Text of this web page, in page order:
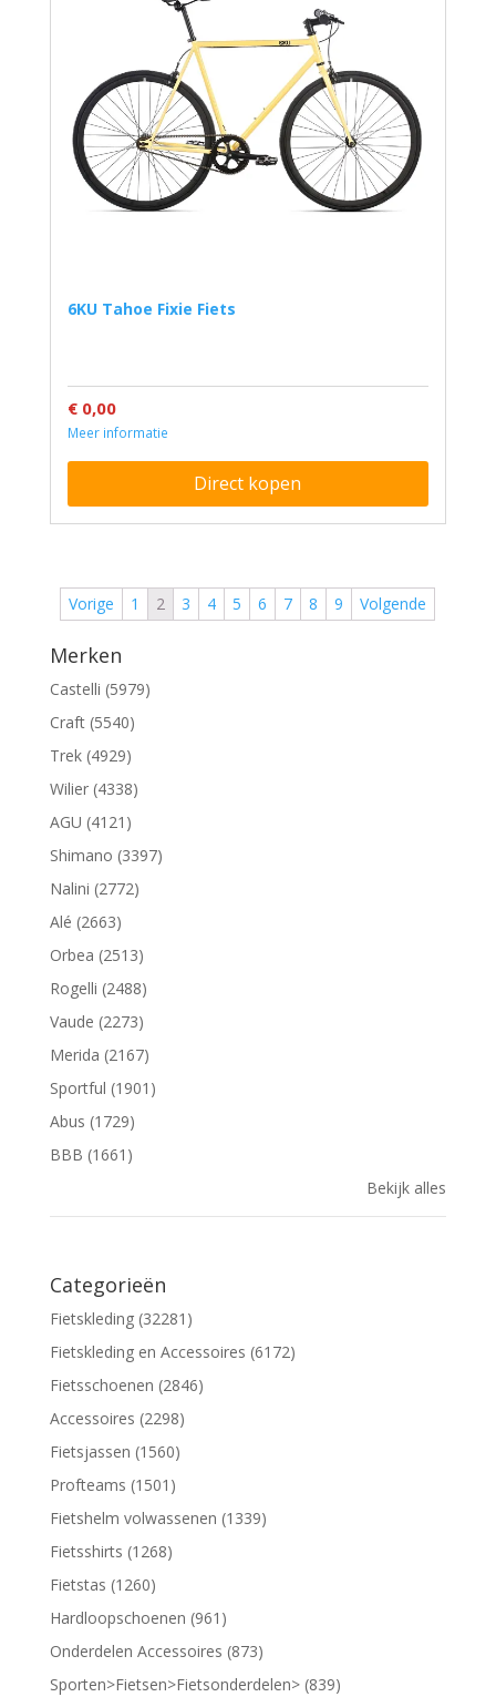
6KU Tahoe Fixie Fiets
€ 0,00
Meer informatie
Direct kopen
Vorige 1 2 3 4 5 6 7 8 9 Volgende
Merken
Castelli (5979)
Craft (5540)
Trek (4929)
Wilier (4338)
AGU (4121)
Shimano (3397)
Nalini (2772)
Alé (2663)
Orbea (2513)
Rogelli (2488)
Vaude (2273)
Merida (2167)
Sportful (1901)
Abus (1729)
BBB (1661)
Bekijk alles
Categorieën
Fietskleding (32281)
Fietskleding en Accessoires (6172)
Fietsschoenen (2846)
Accessoires (2298)
Fietsjassen (1560)
Profteams (1501)
Fietshelm volwassenen (1339)
Fietsshirts (1268)
Fietstas (1260)
Hardloopschoenen (961)
Onderdelen Accessoires (873)
Sporten>Fietsen>Fietsonderdelen> (839)